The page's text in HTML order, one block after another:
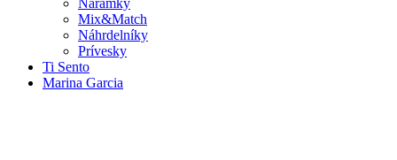
Náramky
Mix&Match
Náhrdelníky
Prívesky
Ti Sento
Marina Garcia